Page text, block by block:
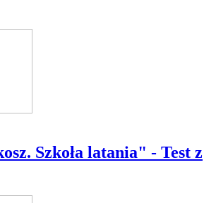
Szkoła latania" - Test z